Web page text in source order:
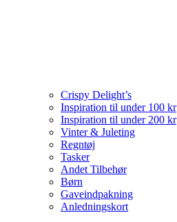
Crispy Delight’s
Inspiration til under 100 kr
Inspiration til under 200 kr
Vinter & Juleting
Regntøj
Tasker
Andet Tilbehør
Børn
Gaveindpakning
Anledningskort